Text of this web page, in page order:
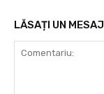
LĂSAȚI UN MESAJ